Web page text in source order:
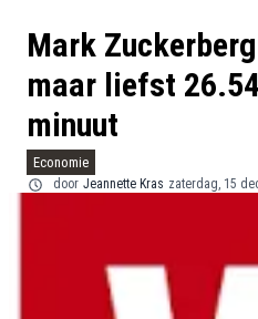
Mark
maar liefst
minuut
Economie
door Jeannette Kras zaterdag, 15